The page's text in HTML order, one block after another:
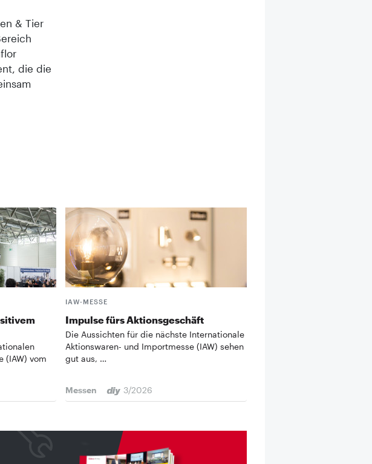
& Tier
die die
(IAW) vom
IAW-MESSE
Impulse fürs Aktionsgeschäft
Die Aussichten für die nächste Internationale
Aktionswaren- und Importmesse (IAW) sehen
gut aus, …
Messen 3/2026